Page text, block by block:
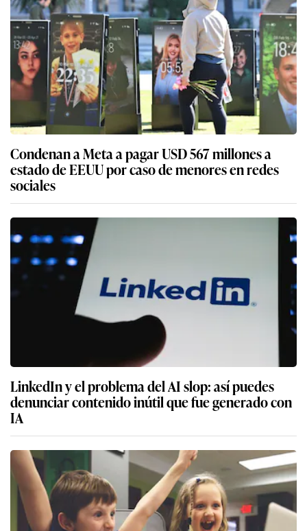
Condenan a Meta a pagar USD 567 millones a
estado de EEUU por caso de menores en redes
sociales
LinkedIn y el problema del AI slop: así puedes
denunciar contenido inútil que fue generado con
IA